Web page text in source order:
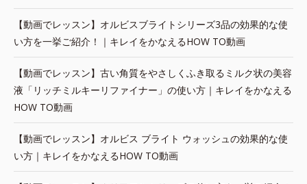
【動画でレッスン】オルビスブライトシリーズ3品の効果的な使
い方を一挙ご紹介！｜キレイをかなえるHOW TO動画
【動画でレッスン】古い角質をやさしくふき取るミルク状の美容
液「リッチミルキーリファイナー」の使い方｜キレイをかなえる
HOW TO動画
【動画でレッスン】オルビス ブライト ウォッシュの効果的な使
い方｜キレイをかなえるHOW TO動画